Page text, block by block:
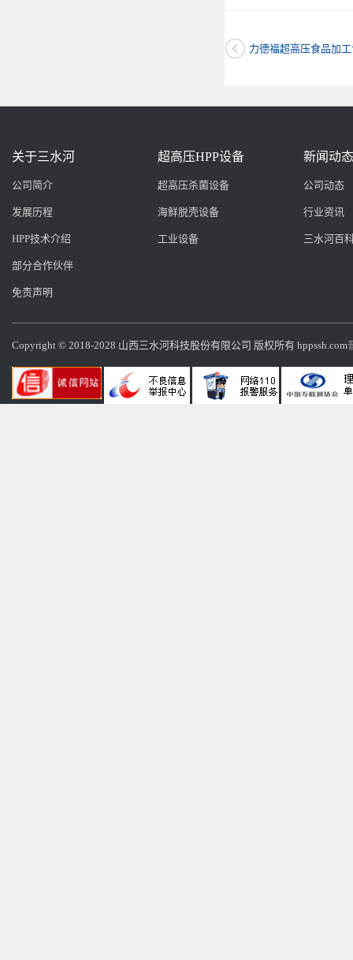
力德福超高压食品加
关于三水河
公司简介
发展历程
HPP技术介绍
部分合作伙伴
免责声明
超高压HPP设备
超高压杀菌设备
海鲜脱壳设备
工业设备
新闻动态
公司动态
行业资讯
三水河百
Copyright © 2018-2028 山西三水河科技股份有限公司 版权所有 hppssh.com